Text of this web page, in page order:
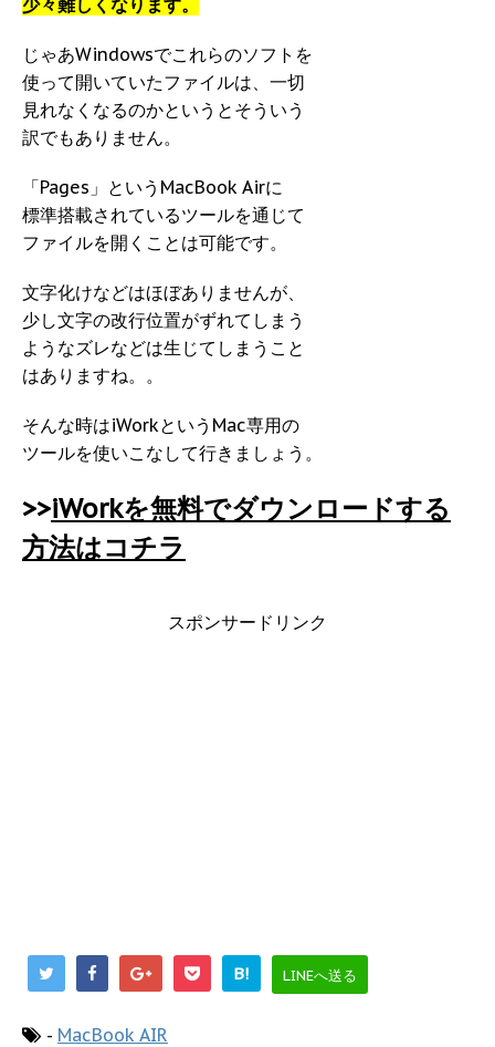
少々難しくなります。
じゃあWindowsでこれらのソフトを
使って開いていたファイルは、一切
見れなくなるのかというとそういう
訳でもありません。
「Pages」というMacBook Airに
標準搭載されているツールを通じて
ファイルを開くことは可能です。
文字化けなどはほぼありませんが、
少し文字の改行位置がずれてしまう
ようなズレなどは生じてしまうこと
はありますね。。
そんな時はiWorkというMac専用の
ツールを使いこなして行きましょう。
>>iWorkを無料でダウンロードする
方法はコチラ
スポンサードリンク
B! LINEへ送る
- MacBook AIR